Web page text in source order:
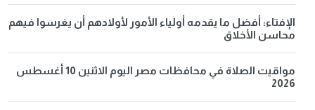
الإفتاء: أفضل ما يقدمه أولياء الأمور لأولادهم أن يغرسوا فيهم
محاسن الأخلاق
مواقيت الصلاة في محافظات مصر اليوم الاثنين 10 أغسطس
2026